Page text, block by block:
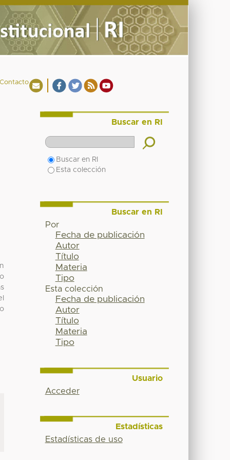
Contacto
Buscar en RI
Buscar en RI
Esta colección
Buscar en RI
Por
Fecha de publicación
Autor
Título
Materia
Tipo
Esta colección
Fecha de publicación
Autor
Título
Materia
Tipo
Usuario
Acceder
Estadísticas
Estadísticas de uso